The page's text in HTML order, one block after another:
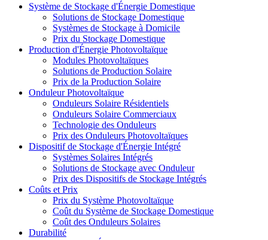
Système de Stockage d'Énergie Domestique
Solutions de Stockage Domestique
Systèmes de Stockage à Domicile
Prix du Stockage Domestique
Production d'Énergie Photovoltaïque
Modules Photovoltaïques
Solutions de Production Solaire
Prix de la Production Solaire
Onduleur Photovoltaïque
Onduleurs Solaire Résidentiels
Onduleurs Solaire Commerciaux
Technologie des Onduleurs
Prix des Onduleurs Photovoltaïques
Dispositif de Stockage d'Énergie Intégré
Systèmes Solaires Intégrés
Solutions de Stockage avec Onduleur
Prix des Dispositifs de Stockage Intégrés
Coûts et Prix
Prix du Système Photovoltaïque
Coût du Système de Stockage Domestique
Coût des Onduleurs Solaires
Durabilité